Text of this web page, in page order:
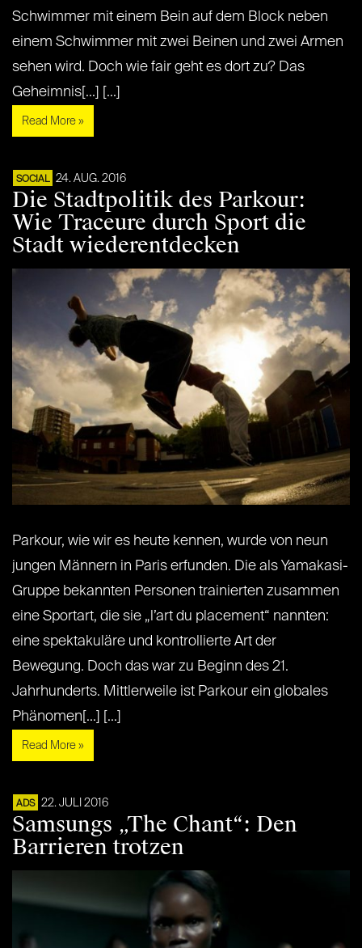
Schwimmer mit einem Bein auf dem Block neben
einem Schwimmer mit zwei Beinen und zwei Armen
sehen wird. Doch wie fair geht es dort zu? Das
Geheimnis[...] [...]
Read More »
SOCIAL 24. AUG. 2016
Die Stadtpolitik des Parkour:
Wie Traceure durch Sport die
Stadt wiederentdecken
Parkour, wie wir es heute kennen, wurde von neun
jungen Männern in Paris erfunden. Die als Yamakasi-
Gruppe bekannten Personen trainierten zusammen
eine Sportart, die sie „l’art du placement“ nannten:
eine spektakuläre und kontrollierte Art der
Bewegung. Doch das war zu Beginn des 21.
Jahrhunderts. Mittlerweile ist Parkour ein globales
Phänomen[...] [...]
Read More »
ADS 22. JULI 2016
Samsungs „The Chant“: Den
Barrieren trotzen